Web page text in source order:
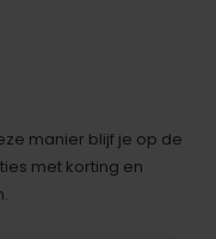
manier blijf je op de
met korting en